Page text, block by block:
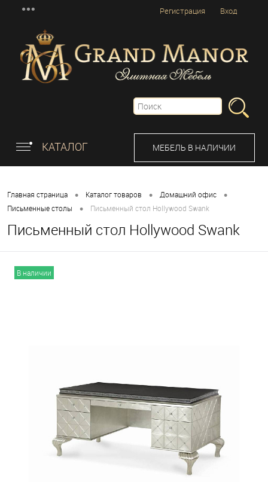
Вход
Регистрация
КАТАЛОГ МЕБЕЛЬ В НАЛИЧИИ
Главная страница • Каталог товаров • Домашний офис •
Письменные столы • Письменный стол Hollywood Swank
Письменный стол Hollywood Swank
В наличии